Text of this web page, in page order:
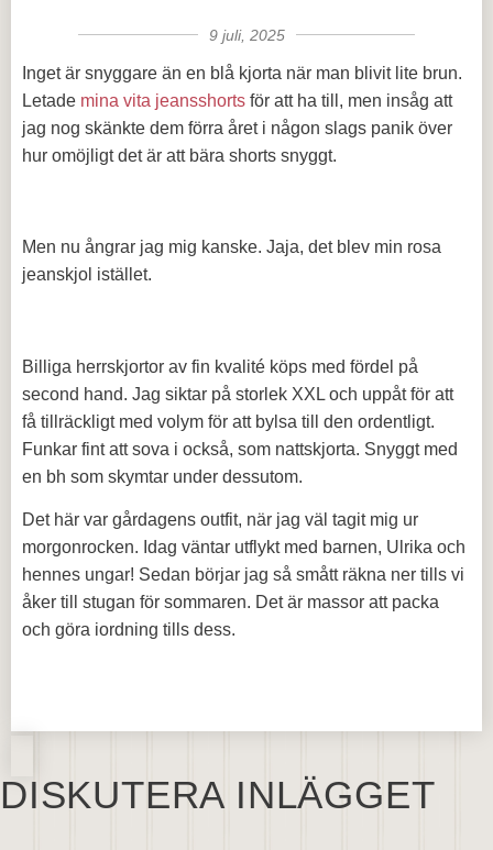
9 juli, 2025
Inget är snyggare än en blå kjorta när man blivit lite brun.
Letade mina vita jeansshorts för att ha till, men insåg att
jag nog skänkte dem förra året i någon slags panik över
hur omöjligt det är att bära shorts snyggt.
Men nu ångrar jag mig kanske. Jaja, det blev min rosa
jeanskjol istället.
Billiga herrskjortor av fin kvalité köps med fördel på
second hand. Jag siktar på storlek XXL och uppåt för att
få tillräckligt med volym för att bylsa till den ordentligt.
Funkar fint att sova i också, som nattskjorta. Snyggt med
en bh som skymtar under dessutom.
Det här var gårdagens outfit, när jag väl tagit mig ur
morgonrocken. Idag väntar utflykt med barnen, Ulrika och
hennes ungar! Sedan börjar jag så smått räkna ner tills vi
åker till stugan för sommaren. Det är massor att packa
och göra iordning tills dess.
DISKUTERA INLÄGGET